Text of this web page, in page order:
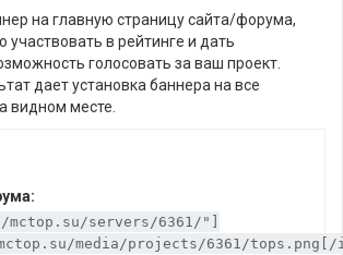
на главную страницу сайта/форума,
участвовать в рейтинге и дать
голосовать за ваш проект.
дает установка баннера на все
видном месте.
servers/6361/"]
media/projects/6361/tops.png[/